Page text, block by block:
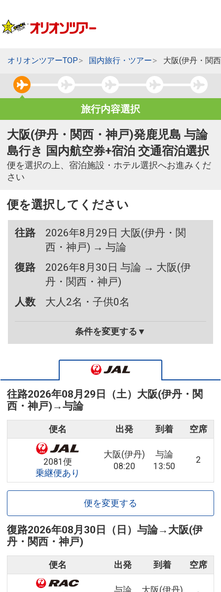
オリオンツアーTOP 国内旅行・ツアー 大阪(伊丹・関
旅行内容選択
大阪(伊丹・関西・神戸)発鹿児島 与論
島行き 国内航空券+宿泊 交通宿泊選択
便を選択の上、宿泊施設・ホテル選択へお進みくだ
さい
便を選択してください
往路
2026年8月29日 大阪(伊丹・関
西・神戸) → 与論
復路
2026年8月30日 与論 → 大阪(伊
丹・関西・神戸)
人数
大人2名・子供0名
条件を変更する▼
往路2026年08月29日（土） 大阪(伊丹・関
西・神戸) →与論
便名 出発 到着 空席
2081便
乗継便あり
大阪(伊丹)
08:20
与論
13:50
2
便を変更する
復路2026年08月30日（日） 与論→ 大阪(伊
丹・関西・神戸)
便名 出発 到着 空席